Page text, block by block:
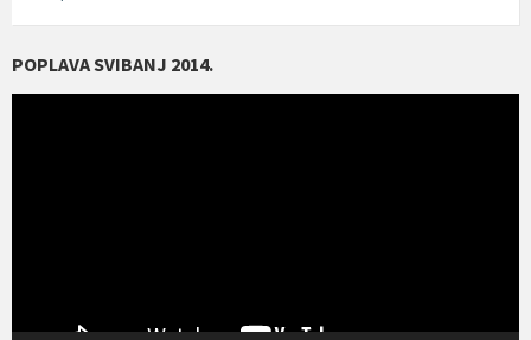
POPLAVA SVIBANJ 2014.